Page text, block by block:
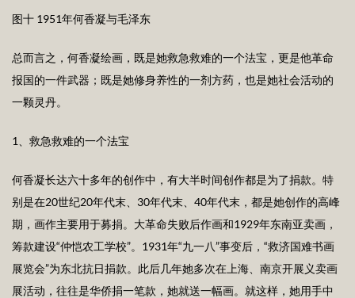
图十 1951年何香凝与毛泽东
总而言之，何香凝绘画，既是她救急救难的一个法宝，更是他革命
报国的一件武器；既是她修身养性的一剂方药，也是她社会活动的
一颗灵丹。
1、救急救难的一个法宝
何香凝长达六十多年的创作中，有大半时间创作都是为了捐款。特
别是在20世纪20年代末、30年代末、40年代末，都是她创作的高峰
期，画作主要用于募捐。大革命失败后作画和1929年东南亚卖画，
筹款建设“仲恺农工学校”。1931年“九一八”事变后，“救济国难书画
展览会”为东北抗日捐款。此后几年她多次在上海、南京开展义卖画
展活动，往往是华侨捐一笔款，她就送一幅画。就这样，她用手中